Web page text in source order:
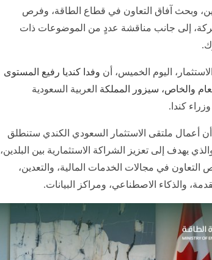
وبحث آفاق التعاون في قطاع الطاقة، وفرص
إلى جانب مناقشة عددٍ من الموضوعات ذات
اليوم الخميس، أن وفدا كنديا رفيع المستوى
والخاص، سيزور المملكة العربية السعودية
كندا.
أن أعمال ملتقى الاستثمار السعودي الكندي ستنطلق
يهدف إلى تعزيز الشراكة الاستثمارية بين البلدين،
في مجالات الخدمات المالية، والتعدين،
والذكاء الاصطناعي، ومراكز البيانات.